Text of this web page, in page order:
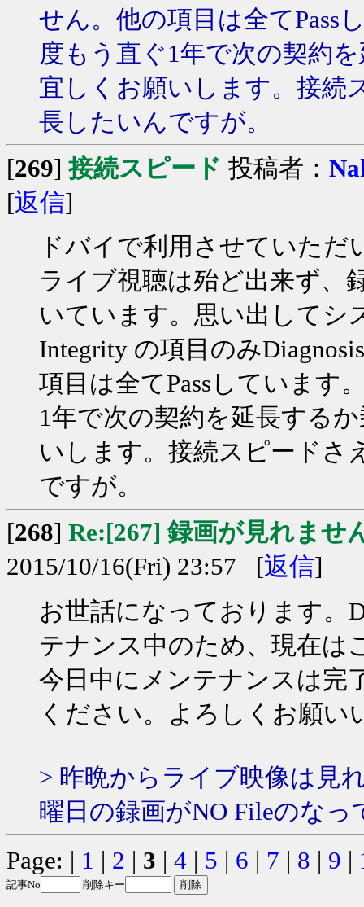
せん。他の項目は全てPass
度もう直ぐ1年で次の契約
宜しくお願いします。接続
長したいんですが。
[269]接続スピード 投稿者：
[返信]
ドバイで利用させていた
ライブ視聴は殆ど出来ず、
いています。思い出してシ
Integrity の項目のみ
項目は全てPassしています
1年で次の契約を延長する
いします。接続スピードさ
ですが。
[268] Re:[267] 録画が見れませ
2015/10/16(Fri) 23:57 [返信]
お世話になっております。
テナンス中のため、現在は
今日中にメンテナンスは完
ください。よろしくお願い
> 昨晩からライブ映像は見
曜日の録画がNO Fileのなっ
Page: | 1 | 2 | 3 | 4 | 5 | 6 | 7 | 8 | 9 |
記事No 削除キー